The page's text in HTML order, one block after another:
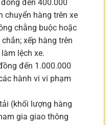
đến 400.000
chuyển hàng trên xe
chằng buộc hoặc
xếp hàng trên
lệch xe.
đến 1.000.000
hành vi vi phạm
(khối lượng hàng
gia giao thông